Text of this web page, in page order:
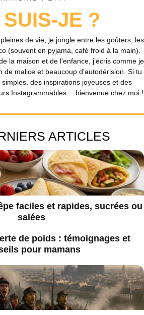
JE ?
de vie, je jongle entre les goûters, les
(souvent en pyjama, café froid à la main).
la maison et de l’enfance, j’écris comme je
malice et beaucoup d’autodérision. Si tu
des inspirations joyeuses et des
Instagrammables… bienvenue chez moi !
ARTICLES
faciles et rapides, sucrées ou
salées
de poids : témoignages et
pour mamans